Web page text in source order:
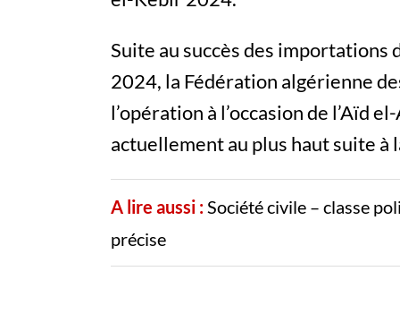
Suite au succès des importations
2024, la Fédération algérienne
l’opération à l’occasion de l’Aïd
actuellement au plus haut suite à
A lire aussi :Société civile – classe
précise